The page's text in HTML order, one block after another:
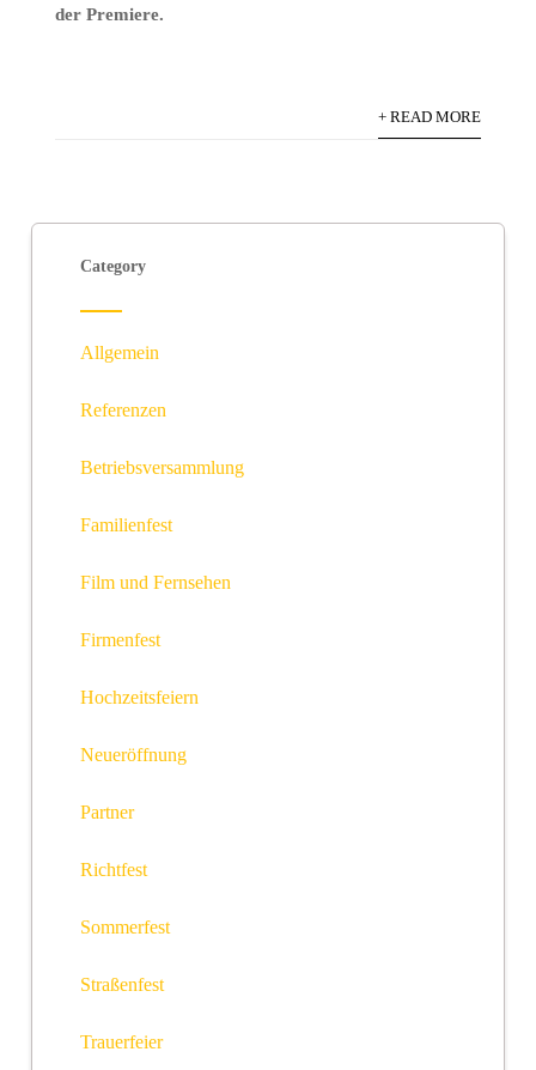
der Premiere.
+ READ MORE
Category
Allgemein
Referenzen
Betriebsversammlung
Familienfest
Film und Fernsehen
Firmenfest
Hochzeitsfeiern
Neueröffnung
Partner
Richtfest
Sommerfest
Straßenfest
Trauerfeier